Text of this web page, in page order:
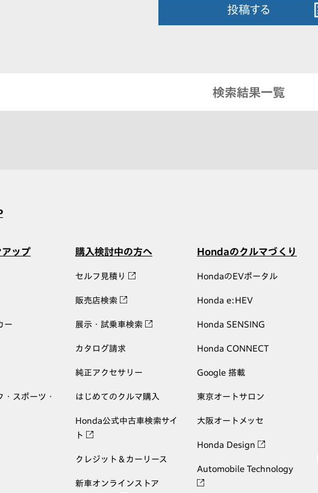
投稿する
検索結果一覧
ップ
ー
・スポーツ・
購入検討中の方へ
セルフ見積り
販売店検索
展示・試乗車検索
カタログ請求
純正アクセサリー
はじめてのクルマ購入
Honda公式中古車検索サイ
ト
クレジット＆カーリース
新車オンラインストア
Hondaのクルマづくり
HondaのEVポータル
Honda e:HEV
Honda SENSING
Honda CONNECT
Google 搭載
東京オートサロン
大阪オートメッセ
Honda Design
Automobile Technology